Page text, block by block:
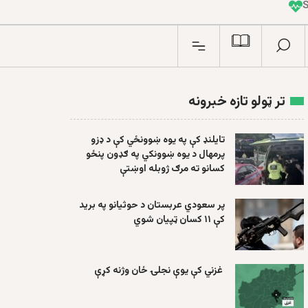
n
I
تر ټولو تازه خبرونه
تایلنډ کې په یوه ښوونځي کې د ډزو
پرمهال د یوه ښوونکي په ګډون پنځو
کسانو ته مرګ ژوبله اوښتې
پر سعودي عربستان د حوثیانو په برید
کې ۱۱ کسان ټپیان شوي
غزني کې یوې نجلۍ ځان وژنه کړې